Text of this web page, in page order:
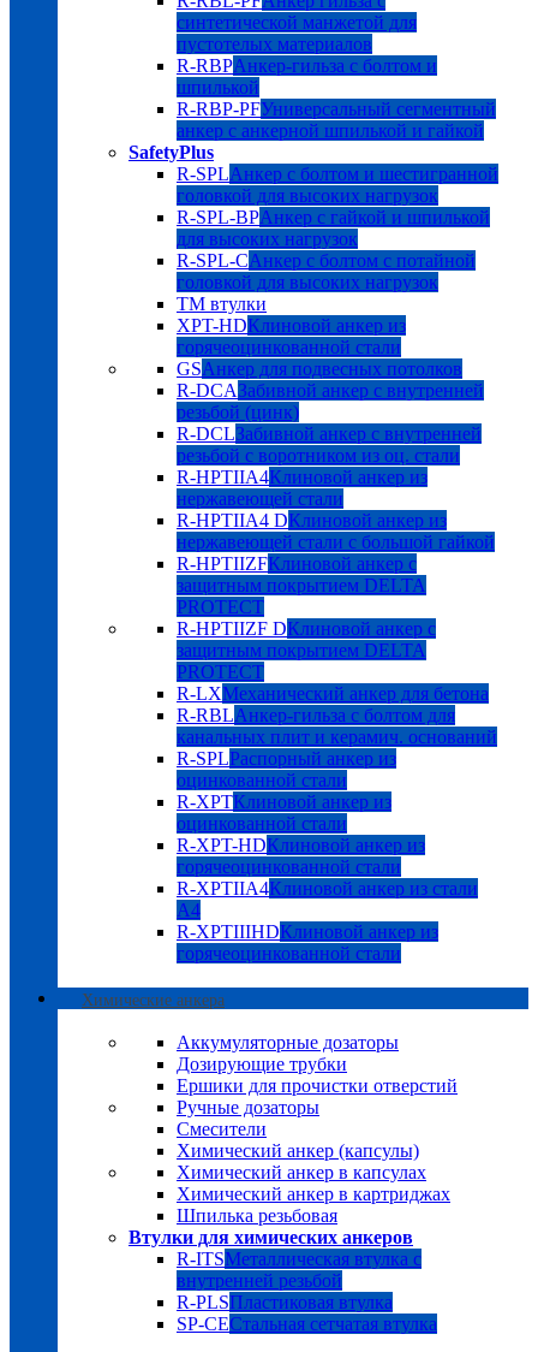
синтетической манжетой для
пустотелых материалов
R-RBPАнкер-гильза с болтом и
шпилькой
R-RBP-PFУниверсальный сегментный
анкер с анкерной шпилькой и гайкой
SafetyPlus
R-SPLАнкер с болтом и шестигранной
головкой для высоких нагрузок
R-SPL-BPАнкер с гайкой и шпилькой
для высоких нагрузок
R-SPL-CАнкер с болтом с потайной
головкой для высоких нагрузок
TM втулки
XPT-HDКлиновой анкер из
горячеоцинкованной стали
GSАнкер для подвесных потолков
R-DCAЗабивной анкер с внутренней
резьбой (цинк)
R-DCLЗабивной анкер с внутренней
резьбой с воротником из оц. стали
R-HPTIIA4Клиновой анкер из
нержавеющей стали
R-HPTIIA4 DКлиновой анкер из
нержавеющей стали с большой гайкой
R-HPTIIZFКлиновой анкер с
защитным покрытием DELTA
PROTECT
R-HPTIIZF DКлиновой анкер с
защитным покрытием DELTA
PROTECT
R-LXМеханический анкер для бетона
R-RBLАнкер-гильза с болтом для
канальных плит и керамич. оснований
R-SPLРаспорный анкер из
оцинкованной стали
R-XPTКлиновой анкер из
оцинкованной стали
R-XPT-HDКлиновой анкер из
горячеоцинкованной стали
R-XPTIIA4Клиновой анкер из стали
А4
R-XPTIIIHDКлиновой анкер из
горячеоцинкованной стали
Химические анкера
Аккумуляторные дозаторы
Дозирующие трубки
Ершики для прочистки отверстий
Ручные дозаторы
Смесители
Химический анкер (капсулы)
Химический анкер в капсулах
Химический анкер в картриджах
Шпилька резьбовая
Втулки для химических анкеров
R-ITSМеталлическая втулка с
внутренней резьбой
R-PLSПластиковая втулка
SP-CEСтальная сетчатая втулка